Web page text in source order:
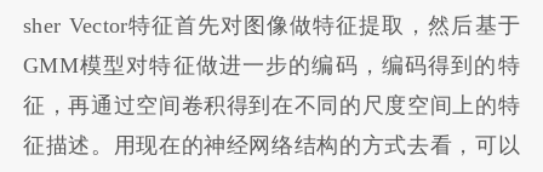
sher Vector特征首先对图像做特征提取，然后基于
GMM模型对特征做进一步的编码，编码得到的特
征，再通过空间卷积得到在不同的尺度空间上的特
征描述。用现在的神经网络结构的方式去看，可以